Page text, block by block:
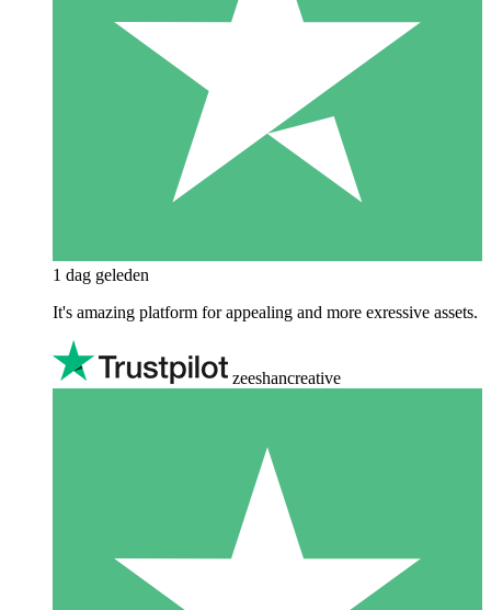
1 dag geleden
It's amazing platform for appealing and more exressive assets.
zeeshancreative